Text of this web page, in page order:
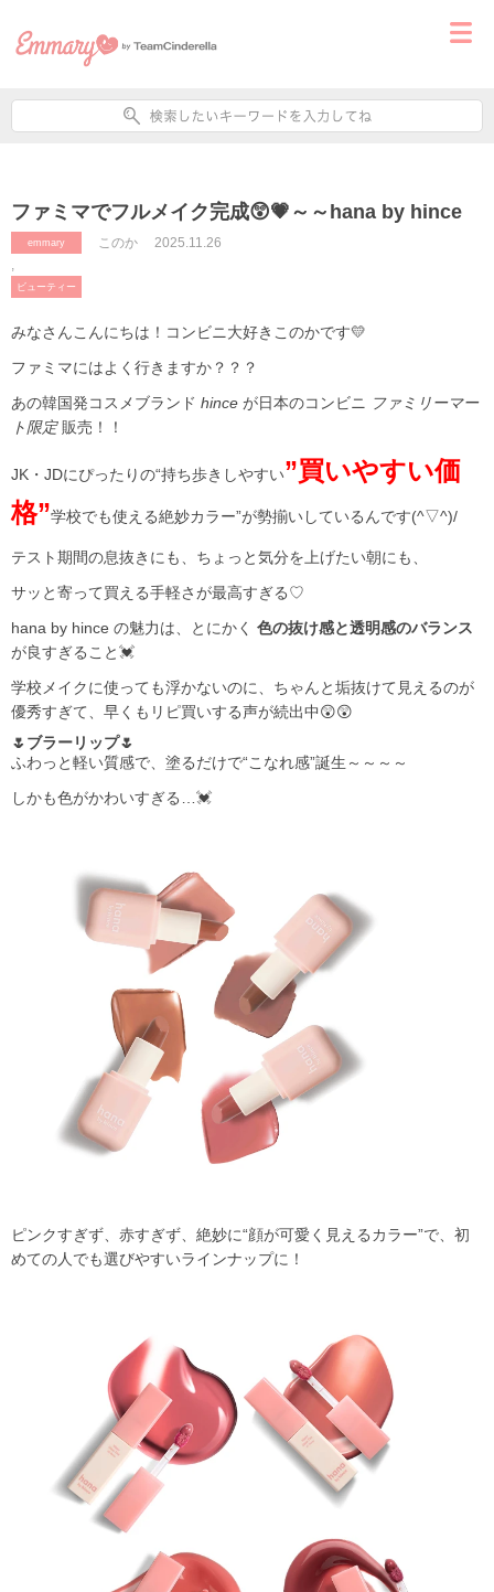
ファミマでフルメイク完成😲💗～～hana by hince
emmary
,
ビューティー
このか 2025.11.26
みなさんこんにちは！コンビニ大好きこのかです💛
ファミマにはよく行きますか？？？
あの韓国発コスメブランド hince が日本のコンビニ ファミリーマー
ト限定販売！！
JK・JDにぴったりの“持ち歩きしやすい”買いやすい価
格”学校でも使える絶妙カラー”が勢揃いしているんです(^▽^)/
テスト期間の息抜きにも、ちょっと気分を上げたい朝にも、
サッと寄って買える手軽さが最高すぎる♡
hana by hince の魅力は、とにかく 色の抜け感と透明感のバランス
が良すぎること💓
学校メイクに使っても浮かないのに、ちゃんと垢抜けて見えるのが
優秀すぎて、早くもリピ買いする声が続出中😲😲
🌷ブラーリップ🌷
ふわっと軽い質感で、塗るだけで“こなれ感”誕生～～～～
しかも色がかわいすぎる…💓
ピンクすぎず、赤すぎず、絶妙に“顔が可愛く見えるカラー”で、初
めての人でも選びやすいラインナップに！